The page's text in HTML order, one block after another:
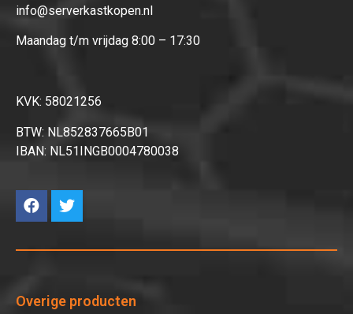
info@serverkastkopen.nl
Maandag t/m vrijdag 8:00 – 17:30
KVK: 58021256
BTW: NL852837665B01
IBAN: NL51INGB0004780038
Overige producten